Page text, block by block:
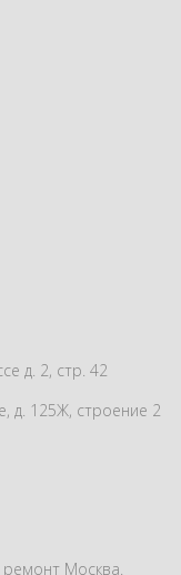
д. 2, стр. 42
д. 125Ж, строение 2
Москва.